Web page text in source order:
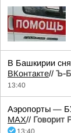
В Башкирии
ВКонтакте// Ъ-
13:40
Аэропорты —
MАХ// Говорит
13:40